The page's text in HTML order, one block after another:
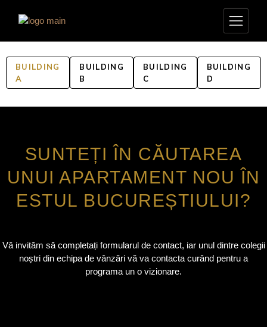
BUILDING
A
BUILDING
B
BUILDING
C
BUILDING
D
SUNTEȚI ÎN CĂUTAREA
UNUI APARTAMENT NOU ÎN
ESTUL BUCUREȘTIULUI?
Vă invităm să completați formularul de contact, iar unul dintre colegii
noștri din echipa de vânzări vă va contacta curând pentru a
programa un o vizionare.